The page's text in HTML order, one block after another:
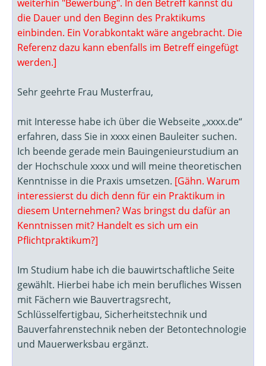
weiterhin "Bewerbung". In den Betreff kannst du
die Dauer und den Beginn des Praktikums
einbinden. Ein Vorabkontakt wäre angebracht. Die
Referenz dazu kann ebenfalls im Betreff eingefügt
werden.]
Sehr geehrte Frau Musterfrau,
mit Interesse habe ich über die Webseite „xxxx.de“
erfahren, dass Sie in xxxx einen Bauleiter suchen.
Ich beende gerade mein Bauingenieurstudium an
der Hochschule xxxx und will meine theoretischen
Kenntnisse in die Praxis umsetzen. [Gähn. Warum
interessierst du dich denn für ein Praktikum in
diesem Unternehmen? Was bringst du dafür an
Kenntnissen mit? Handelt es sich um ein
Pflichtpraktikum?]
Im Studium habe ich die bauwirtschaftliche Seite
gewählt. Hierbei habe ich mein berufliches Wissen
mit Fächern wie Bauvertragsrecht,
Schlüsselfertigbau, Sicherheitstechnik und
Bauverfahrenstechnik neben der Betontechnologie
und Mauerwerksbau ergänzt.